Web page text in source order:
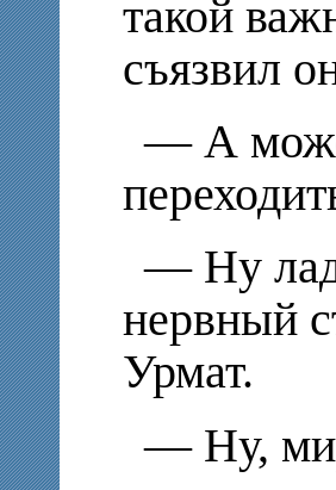
такой
съязвил
— А
— Ну
нервный
Урмат.
— Ну,